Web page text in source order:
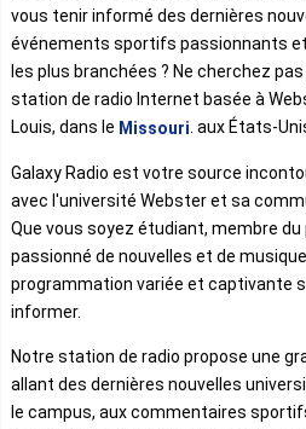
vous tenir informé des dernières
événements sportifs passionnants
les plus branchées ? Ne cherchez
station de radio Internet basée à
Louis, dans le Missouri. aux États-
Galaxy Radio est votre source
avec l'université Webster et sa
Que vous soyez étudiant, membre
passionné de nouvelles et de
programmation variée et captivante
informer.
Notre station de radio propose une
allant des dernières nouvelles
le campus, aux commentaires